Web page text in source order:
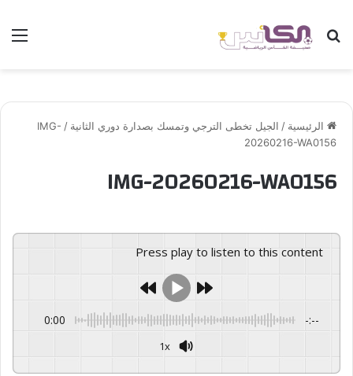
بحث عن
الرئيسية / الجيل تخطى الترجي وتمسك بصدارة دوري الثانية /
IMG-
20260216-WA0156
IMG-20260216-WA0156
Press play to listen to this content
0:00 -:--
1x